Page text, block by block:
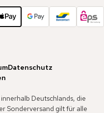
Datenschutz
Deutschlands, die
Sonderversand gilt für alle